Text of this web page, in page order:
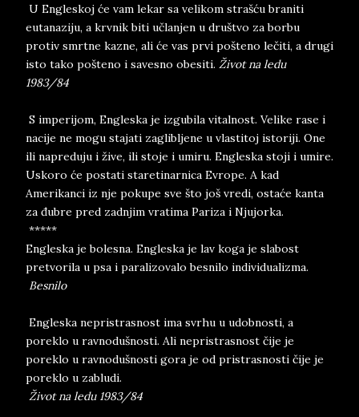
U Engleskoj će vam lekar sa velikom strašću braniti
eutanaziju, a krvnik biti učlanjen u društvo za borbu
protiv smrtne kazne, ali će vas prvi pošteno lečiti, a drugi
isto tako pošteno i savesno obesiti. Život na ledu
1983/84
S imperijom, Engleska je izgubila vitalnost. Velike rase i
nacije ne mogu stajati zaglibljene u vlastitoj istoriji. One
ili napreduju i žive, ili stoje i umiru. Engleska stoji i umire.
Uskoro će postati staretinarnica Evrope. A kad
Amerikanci iz nje pokupe sve što još vredi, ostaće kanta
za đubre pred zadnjim vratima Pariza i Njujorka.
*****
Engleska je bolesna. Engleska je lav koga je slabost
pretvorila u psa i paralizovalo besnilo individualizma.
Besnilo
Engleska nepristrasnost ima svrhu u udobnosti, a
poreklo u ravnodušnosti. Ali nepristrasnost čije je
poreklo u ravnodušnosti gora je od pristrasnosti čije je
poreklo u zabludi.
Život na ledu 1983/84